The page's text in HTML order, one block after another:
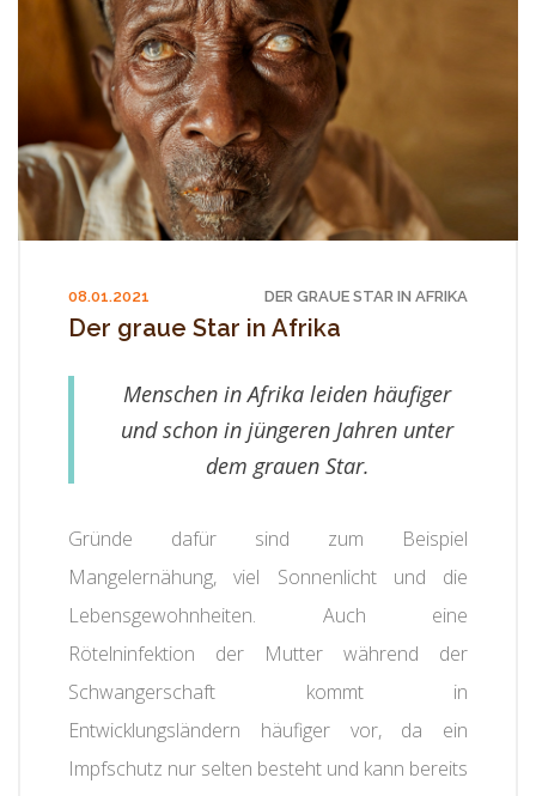
08.01.2021 DER GRAUE STAR IN AFRIKA
Der graue Star in Afrika
Menschen in Afrika leiden häufiger
und schon in jüngeren Jahren unter
dem grauen Star.
Gründe dafür sind zum Beispiel
Mangelernähung, viel Sonnenlicht und die
Lebensgewohnheiten. Auch eine
Rötelninfektion der Mutter während der
Schwangerschaft kommt in
Entwicklungsländern häufiger vor, da ein
Impfschutz nur selten besteht und kann bereits